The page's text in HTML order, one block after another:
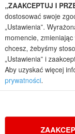
Informujemy, iż w celu
dostosowania ich do
informacji zapisanych za
końcowych
pomocą ustawień swojej
naszego serwisu
internetowej oznacza, iż
Więcej informacji
Polityka prywatności
Reklamacje
„ZAAKCEPTUJ I
dostosować swoje
„Ustawienia”.
momencie,
chcesz, żebyśmy
„Ustawienia” i
Aby uzyskać więcej
prywatności.